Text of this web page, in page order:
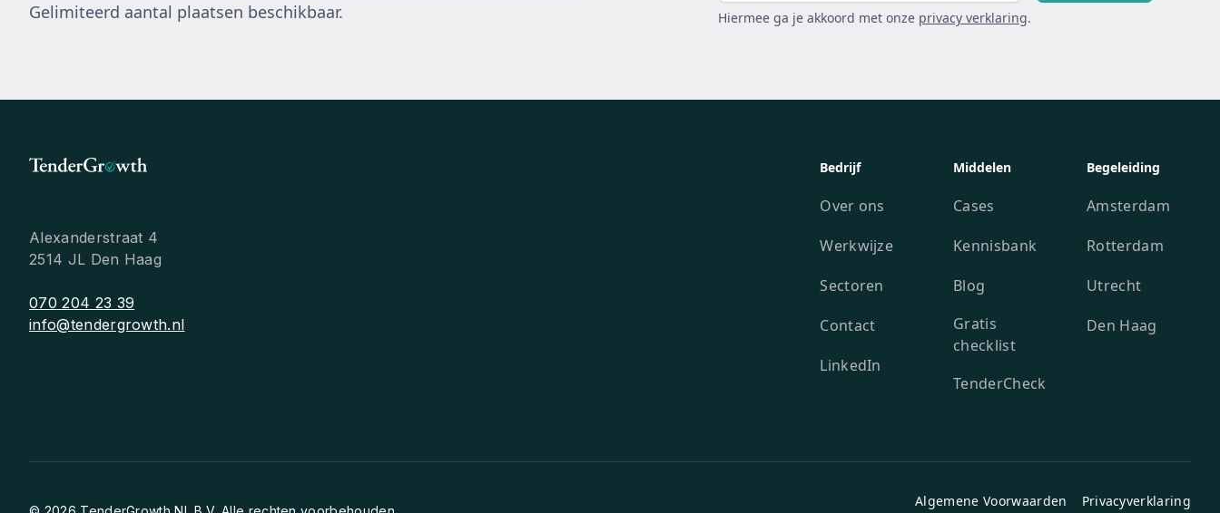
Gelimiteerd aantal plaatsen beschikbaar.
Hiermee ga je akkoord met onze privacy verklaring.
Alexanderstraat 4
2514 JL Den Haag
070 204 23 39
info@tendergrowth.nl
Bedrijf
Over ons
Werkwijze
Sectoren
Contact
LinkedIn
Middelen
Cases
Kennisbank
Blog
Gratis
checklist
TenderCheck
Begeleiding
Amsterdam
Rotterdam
Utrecht
Den Haag
Algemene Voorwaarden Privacyverklaring